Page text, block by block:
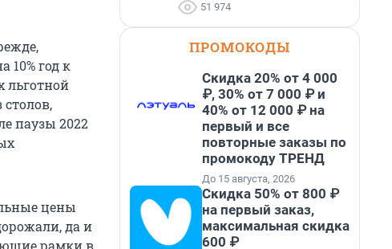
10% год к
льготной
столов,
паузы 2022
цены
да и
рамки в
51 974
ПРОМОКОДЫ
Скидка 20% от 4 000
₽, 30% от 7 000 ₽ и
40% от 12 000 ₽ на
первый и все
повторные заказы по
промокоду ТРЕНД
До 15 августа, 2026
Скидка 50% от 800 ₽
на первый заказ,
максимальная скидка
600 ₽